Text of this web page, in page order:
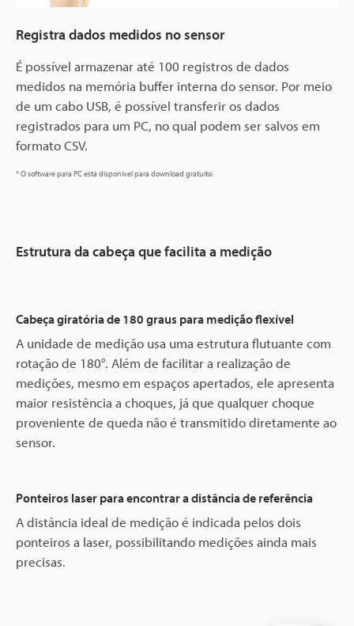
Registra dados medidos no sensor
É possível armazenar até 100 registros de dados
medidos na memória buffer interna do sensor. Por meio
de um cabo USB, é possível transferir os dados
registrados para um PC, no qual podem ser salvos em
formato CSV.
* O software para PC está disponível para download gratuito.
Estrutura da cabeça que facilita a medição
Cabeça giratória de 180 graus para medição flexível
A unidade de medição usa uma estrutura flutuante com
rotação de 180°. Além de facilitar a realização de
medições, mesmo em espaços apertados, ele apresenta
maior resistência a choques, já que qualquer choque
proveniente de queda não é transmitido diretamente ao
sensor.
Ponteiros laser para encontrar a distância de referência
A distância ideal de medição é indicada pelos dois
ponteiros a laser, possibilitando medições ainda mais
precisas.